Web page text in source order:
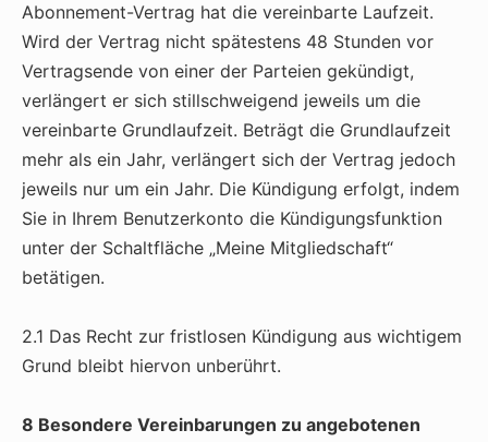
Abonnement-Vertrag hat die vereinbarte Laufzeit.
Wird der Vertrag nicht spätestens 48 Stunden vor
Vertragsende von einer der Parteien gekündigt,
verlängert er sich stillschweigend jeweils um die
vereinbarte Grundlaufzeit. Beträgt die Grundlaufzeit
mehr als ein Jahr, verlängert sich der Vertrag jedoch
jeweils nur um ein Jahr. Die Kündigung erfolgt, indem
Sie in Ihrem Benutzerkonto die Kündigungsfunktion
unter der Schaltfläche „Meine Mitgliedschaft“
betätigen.
2.1 Das Recht zur fristlosen Kündigung aus wichtigem
Grund bleibt hiervon unberührt.
8 Besondere Vereinbarungen zu angebotenen